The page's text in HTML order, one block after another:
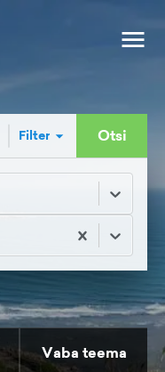
Filter Otsi
Vaba teema